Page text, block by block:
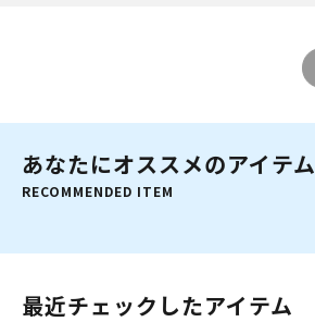
あなたにオススメのアイテム
RECOMMENDED ITEM
最近チェックしたアイテム